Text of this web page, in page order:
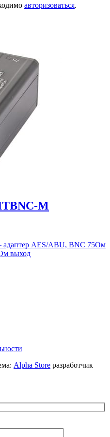
авторизоваться.
M
AES/ABU, BNC 75Ом
выход
Alpha Store разработчик